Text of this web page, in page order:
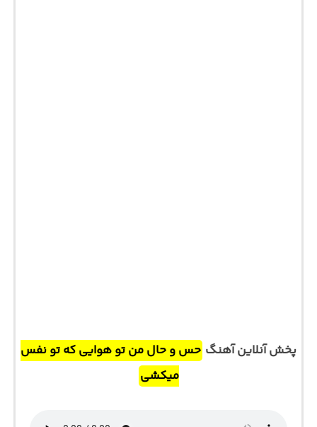
پخش آنلاین آهنگ حس و حال من تو هوایی که تو نفس
میکشی